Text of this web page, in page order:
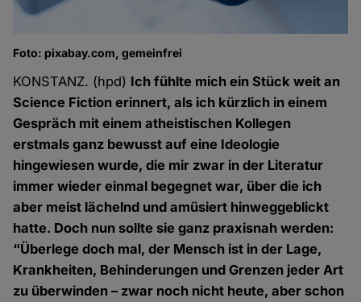
Foto: pixabay.com, gemeinfrei
KONSTANZ. (hpd) Ich fühlte mich ein Stück weit an
Science Fiction erinnert, als ich kürzlich in einem
Gespräch mit einem atheistischen Kollegen
erstmals ganz bewusst auf eine Ideologie
hingewiesen wurde, die mir zwar in der Literatur
immer wieder einmal begegnet war, über die ich
aber meist lächelnd und amüsiert hinweggeblickt
hatte. Doch nun sollte sie ganz praxisnah werden:
“Überlege doch mal, der Mensch ist in der Lage,
Krankheiten, Behinderungen und Grenzen jeder Art
zu überwinden – zwar noch nicht heute, aber schon